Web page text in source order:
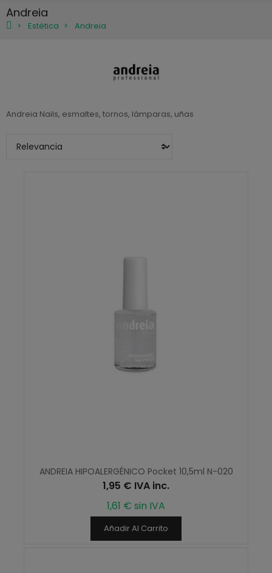
Andreia
Estética Andreia
Andreia Nails, esmaltes, tornos, lámparas, uñas
ANDREIA HIPOALERGÉNICO Pocket 10,5ml N-020
1,95 € IVA inc.
1,61 € sin IVA
Añadir Al Carrito